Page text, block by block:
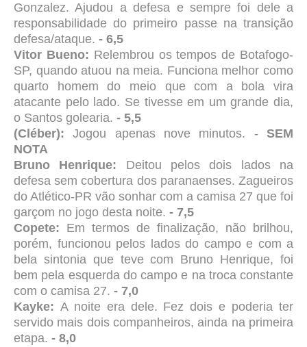
Gonzalez. Ajudou a defesa e sempre foi dele a
responsabilidade do primeiro passe na transição
defesa/ataque. - 6,5
Vitor Bueno: Relembrou os tempos de Botafogo-
SP, quando atuou na meia. Funciona melhor como
quarto homem do meio que com a bola vira
atacante pelo lado. Se tivesse em um grande dia,
o Santos golearia. - 5,5
(Cléber):Jogou apenas nove minutos. -SEM
NOTA
Bruno Henrique: Deitou pelos dois lados na
defesa sem cobertura dos paranaenses. Zagueiros
do Atlético-PR vão sonhar com a camisa 27 que foi
garçom no jogo desta noite. - 7,5
Copete: Em termos de finalização, não brilhou,
porém, funcionou pelos lados do campo e com a
bela sintonia que teve com Bruno Henrique, foi
bem pela esquerda do campo e na troca constante
com o camisa 27. - 7,0
Kayke: A noite era dele. Fez dois e poderia ter
servido mais dois companheiros, ainda na primeira
etapa. - 8,0